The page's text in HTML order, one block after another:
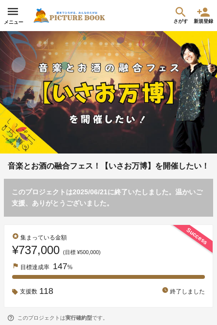
メニュー さがす 新規登録
音楽とお酒の融合フェス！【いさお万博】を開催したい！
このプロジェクトは2025/06/21に終了いたしました。温かいご
支援、ありがとうございました。
Success
stars 集まっている金額
¥737,000 (目標 ¥500,000)
flag 目標達成率 147%
支援数 118 watch_later 終了しました
このプロジェクトは実行確約型です。